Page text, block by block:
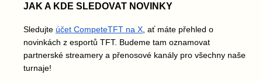
JAK A KDE SLEDOVAT NOVINKY
Sledujte účet CompeteTFT na X , ať máte přehled o
novinkách z esportů TFT. Budeme tam oznamovat
partnerské streamery a přenosové kanály pro všechny naše
turnaje!